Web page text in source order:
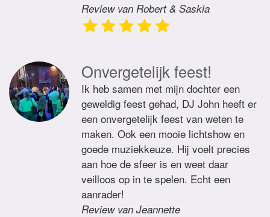
Review van Robert & Saskia
Onvergetelijk feest!
Ik heb samen met mijn dochter een
geweldig feest gehad, DJ John heeft er
een onvergetelijk feest van weten te
maken. Ook een mooie lichtshow en
goede muziekkeuze. Hij voelt precies
aan hoe de sfeer is en weet daar
veilloos op in te spelen. Echt een
aanrader!
Review van Jeannette